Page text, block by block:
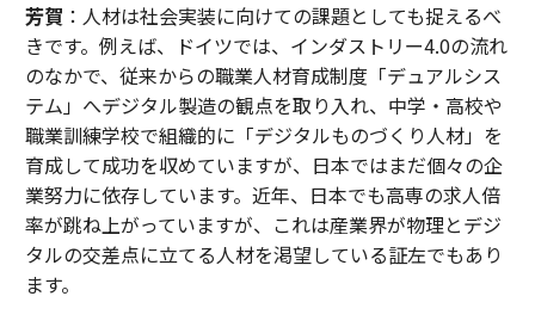
芳賀 ：人材は社会実装に向けての課題としても捉えるべ
きです。例えば、ドイツでは、インダストリー4.0の流れ
のなかで、従来からの職業人材育成制度「デュアルシス
テム」へデジタル製造の観点を取り入れ、中学・高校や
職業訓練学校で組織的に「デジタルものづくり人材」を
育成して成功を収めていますが、日本ではまだ個々の企
業努力に依存しています。近年、日本でも高専の求人倍
率が跳ね上がっていますが、これは産業界が物理とデジ
タルの交差点に立てる人材を渇望している証左でもあり
ます。